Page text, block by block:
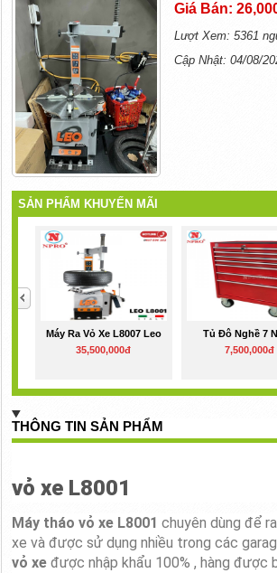
Giá Bán:
Lượt Xem: 5361
Cập Nhật: 04/08/
SẢN PHẨM KHUYẾN MÃI
Máy Ra Vỏ Xe L8007 Leo
35,500,000đ
Tủ Đô Nghề 7
7,500,000đ
THÔNG TIN SẢN PHẨM
vỏ xe L8001
Máy tháo vỏ xe L8001 chuyên dùng để
xe và được sử dụng nhiều trong các
vỏ xeđược nhập khẩu 100% , hàng được